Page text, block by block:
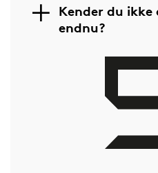
Kender du
endnu?